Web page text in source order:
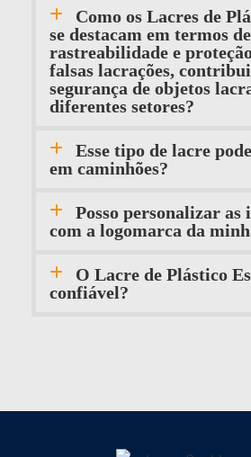
Como os Lacres de
se destacam em termos de
rastreabilidade e
falsas lacrações,
segurança de objetos
diferentes setores?
Esse tipo de lacre
em caminhões?
Posso personalizar as
com a logomarca da
O Lacre de Plástico
confiável?